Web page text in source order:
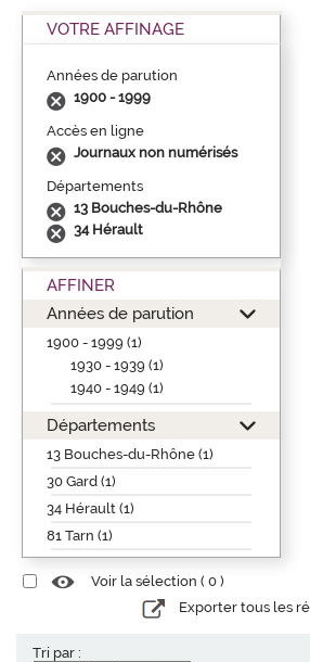
VOTRE AFFINAGE
Années de parution
1900 - 1999
Accès en ligne
Journaux non numérisés
Départements
13 Bouches-du-Rhône
34 Hérault
AFFINER
Années de parution
1900 - 1999 (1)
1930 - 1939 (1)
1940 - 1949 (1)
Départements
13 Bouches-du-Rhône (1)
30 Gard (1)
34 Hérault (1)
81 Tarn (1)
Voir la sélection ( 0 )
Exporter tous les
Tri par :